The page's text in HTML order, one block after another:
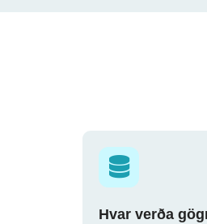
Hvar verða